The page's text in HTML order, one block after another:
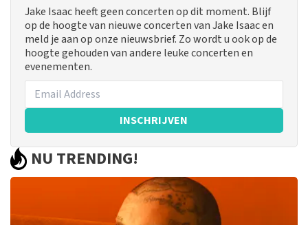
Jake Isaac heeft geen concerten op dit moment. Blijf
op de hoogte van nieuwe concerten van Jake Isaac en
meld je aan op onze nieuwsbrief. Zo wordt u ook op de
hoogte gehouden van andere leuke concerten en
evenementen.
INSCHRIJVEN
NU TRENDING!